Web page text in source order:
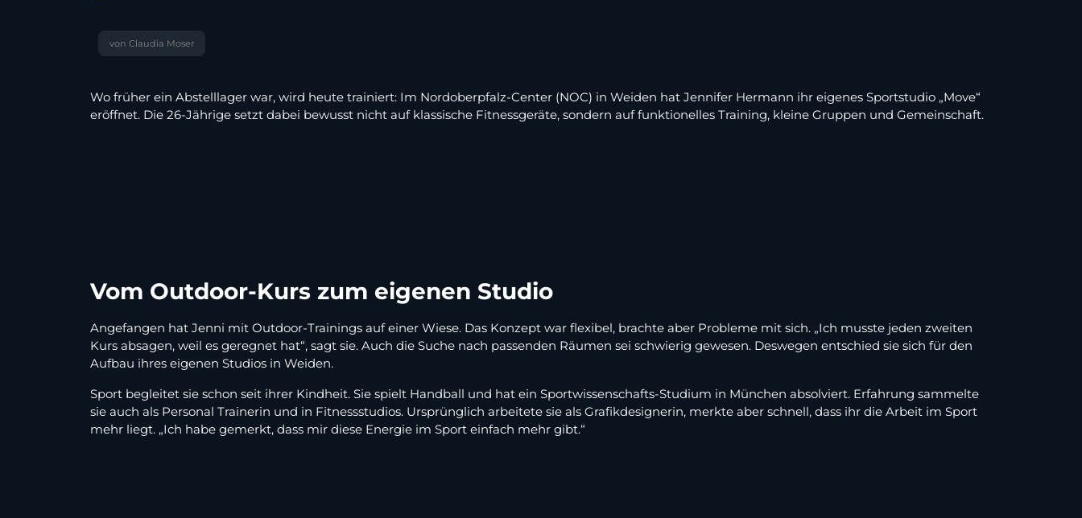
von Claudia Moser
Wo früher ein Abstelllager war, wird heute trainiert: Im Nordoberpfalz-Center (NOC) in Weiden hat Jennifer Hermann ihr eigenes Sportstudio „Move“
eröffnet. Die 26-Jährige setzt dabei bewusst nicht auf klassische Fitnessgeräte, sondern auf funktionelles Training, kleine Gruppen und Gemeinschaft.
Vom Outdoor-Kurs zum eigenen Studio
Angefangen hat Jenni mit Outdoor-Trainings auf einer Wiese. Das Konzept war flexibel, brachte aber Probleme mit sich. „Ich musste jeden zweiten
Kurs absagen, weil es geregnet hat“, sagt sie. Auch die Suche nach passenden Räumen sei schwierig gewesen. Deswegen entschied sie sich für den
Aufbau ihres eigenen Studios in Weiden.
Sport begleitet sie schon seit ihrer Kindheit. Sie spielt Handball und hat ein Sportwissenschafts-Studium in München absolviert. Erfahrung sammelte
sie auch als Personal Trainerin und in Fitnessstudios. Ursprünglich arbeitete sie als Grafikdesignerin, merkte aber schnell, dass ihr die Arbeit im Sport
mehr liegt. „Ich habe gemerkt, dass mir diese Energie im Sport einfach mehr gibt.“